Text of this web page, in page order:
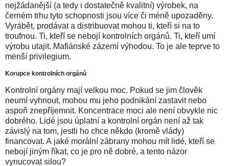
nejžádanější (a tedy i dostatečně kvalitní) výrobek, na
černém trhu tyto schopnosti jsou více či méně upozaděny.
Vyrábět, prodávat a distribuovat mohou ti, kteří si na to
troufnou. Ti, kteří se nebojí kontrolních orgánů. Ti, kteří umí
výrobu utajit. Mafiánské zázemí výhodou. To je ale teprve to
menší privilegium.
Korupce kontrolních orgánů
Kontrolní orgány mají velkou moc. Pokud se jim člověk
neumí vyhnout, mohou mu jeho podnikání zastavit nebo
aspoň znepříjemnit. Koncentrace moci ale není obvykle nic
dobrého. Lidé jsou úplatní a kontrolní orgán není až tak
závislý na tom, jestli ho chce někdo (kromě vlády)
financovat. A jaké morální zábrany mohou mít lidé, kteří se
nebojí jiným říkat, co je pro ně dobré, a tento názor
vynucovat silou?